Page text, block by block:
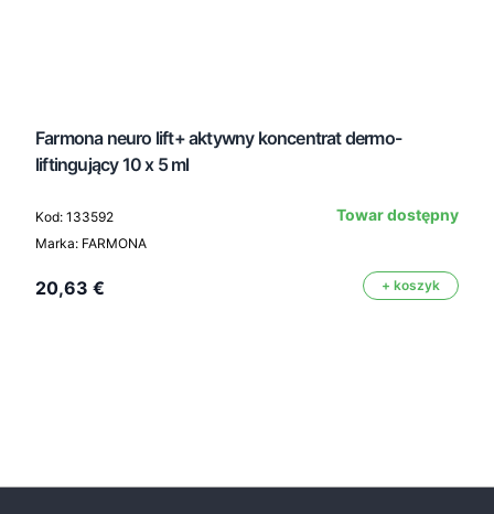
Farmona neuro lift+ aktywny koncentrat dermo-
liftingujący 10 x 5 ml
Kod: 133592
Marka: FARMONA
Towar dostępny
20,63 € + koszyk